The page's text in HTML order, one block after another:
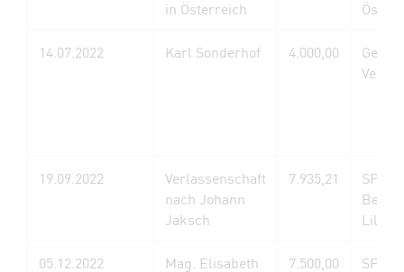
in Österreich
14.07.2022
Karl Sonderhof 4.000,00
Velden
19.09.2022
Verlassenschaft
nach Johann
Jaksch
7.935,21
SPÖ
05.12.2022
Mag. Elisabeth 7.500,00 SPÖ